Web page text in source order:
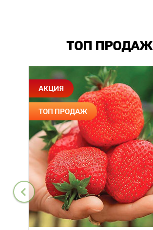
ТОП ПРОДАЖ
АКЦИЯ
ТОП ПРОДАЖ